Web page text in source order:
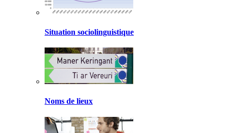
Situation sociolinguistique
Noms de lieux